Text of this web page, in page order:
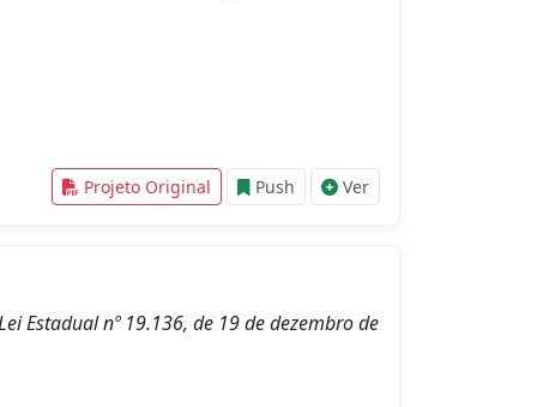
Projeto Original Push Ver
Estadual nº 19.136, de 19 de dezembro de